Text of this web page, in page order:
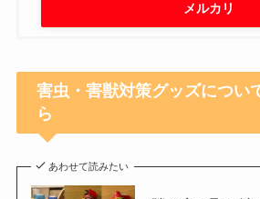
メルカリ
害虫・害獣対策グッズについ
ら
あわせて読みたい